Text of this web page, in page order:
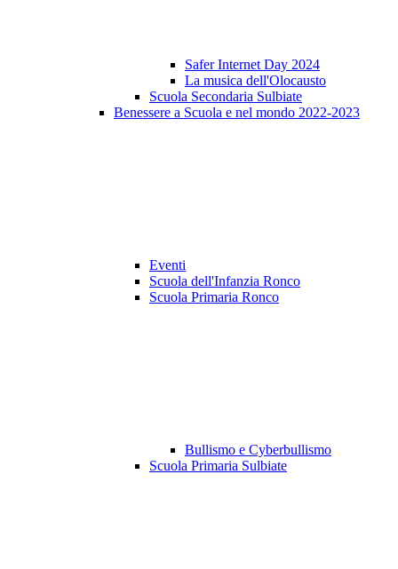
Safer Internet Day 2024
La musica dell'Olocausto
Scuola Secondaria Sulbiate
Benessere a Scuola e nel mondo 2022-2023
Eventi
Scuola dell'Infanzia Ronco
Scuola Primaria Ronco
Bullismo e Cyberbullismo
Scuola Primaria Sulbiate